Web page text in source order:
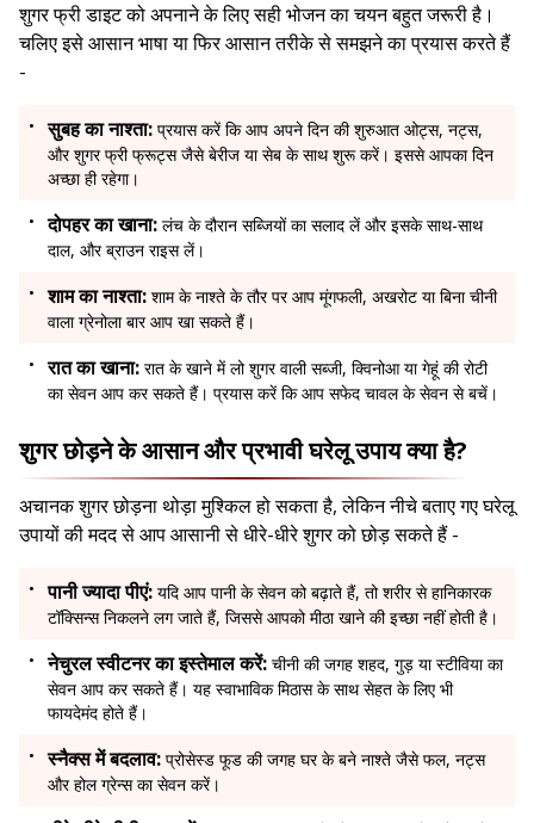
शुगर फ्री डाइट को अपनाने के लिए सही भोजन का चयन बहुत जरूरी है।
चलिए इसे आसान भाषा या फिर आसान तरीके से समझने का प्रयास करते हैं
-
सुबह का नाश्ता: प्रयास करें कि आप अपने दिन की शुरुआत ओट्स, नट्स,
और शुगर फ्री फ्रूट्स जैसे बेरीज या सेब के साथ शुरू करें। इससे आपका दिन
अच्छा ही रहेगा।
दोपहर का खाना: लंच के दौरान सब्जियों का सलाद लें और इसके साथ-साथ
दाल, और ब्राउन राइस लें।
शाम का नाश्ता: शाम के नाश्ते के तौर पर आप मूंगफली, अखरोट या बिना चीनी
वाला ग्रेनोला बार आप खा सकते हैं।
रात का खाना: रात के खाने में लो शुगर वाली सब्जी, क्विनोआ या गेहूं की रोटी
का सेवन आप कर सकते हैं। प्रयास करें कि आप सफेद चावल के सेवन से बचें।
शुगर छोड़ने के आसान और प्रभावी घरेलू उपाय क्या है?
अचानक शुगर छोड़ना थोड़ा मुश्किल हो सकता है, लेकिन नीचे बताए गए घरेलू
उपायों की मदद से आप आसानी से धीरे-धीरे शुगर को छोड़ सकते हैं -
पानी ज्यादा पीएं: यदि आप पानी के सेवन को बढ़ाते हैं, तो शरीर से हानिकारक
टॉक्सिन्स निकलने लग जाते हैं, जिससे आपको मीठा खाने की इच्छा नहीं होती है।
नेचुरल स्वीटनर का इस्तेमाल करें: चीनी की जगह शहद, गुड़ या स्टीविया का
सेवन आप कर सकते हैं। यह स्वाभाविक मिठास के साथ सेहत के लिए भी
फायदेमंद होते हैं।
स्नैक्स में बदलाव: प्रोसेस्ड फूड की जगह घर के बने नाश्ते जैसे फल, नट्स
और होल ग्रेन्स का सेवन करें।